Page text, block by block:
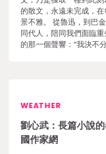
的散文，永遠未完成，
景不雅。 從魯迅，到巴
同代人，陪同我們面臨
的那一個聲響：“我決不
WEATHER
劉心武：長篇小說
國作家網